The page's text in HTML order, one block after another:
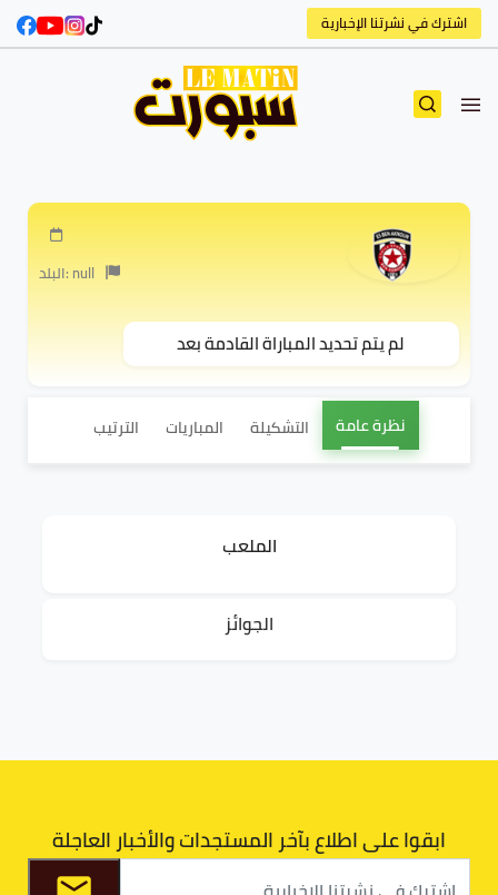
اشترك في نشرتنا الإخبارية
البلد: null
لم يتم تحديد المباراة القادمة بعد
نظرة عامة التشكيلة المباريات الترتيب
الملعب
الجوائز
ابقوا على اطلاع بآخر المستجدات والأخبار العاجلة